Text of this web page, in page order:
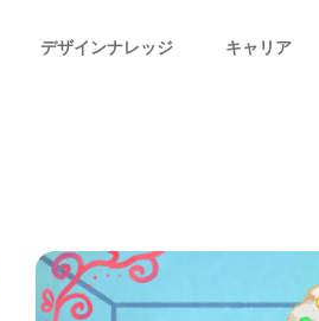
デザインナレッジ キャリア